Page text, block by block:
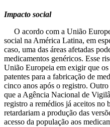
Impacto social
O acordo com a União
social na América Latina, em
caso, uma das áreas afetadas
medicamentos genéricos. Esse
União Europeia em exigir que
patentes para a fabricação de
cinco anos após o registro.
que a Agência Nacional de
registro a remédios já aceitos no
retardariam a produção das
acesso da população aos